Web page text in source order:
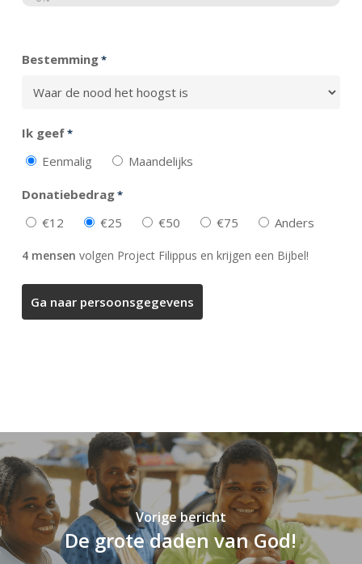
Bestemming*
Ik geef*
Eenmalig Maandelijks
Donatiebedrag*
€12 €25 €50 €75 Anders
4 mensen volgen Project Filippus en krijgen een Bijbel!
Vorige bericht
De grote daden van God!